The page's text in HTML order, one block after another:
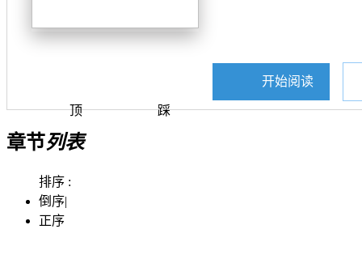
顶 踩
开始阅读
章节列表
排序 :
倒序|
正序